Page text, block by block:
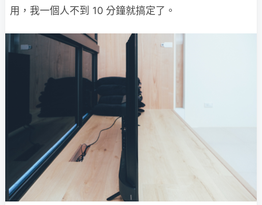
用，我一個人不到 10 分鐘就搞定了。